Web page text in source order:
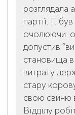
розглядала
партії. Г.
очолюючи
допустив
становища в
витрату
стару
свою свиню
Відділу